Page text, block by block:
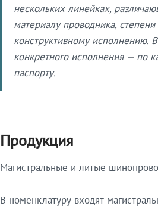
нескольких линейках,
материалу проводника,
конструктивному исполнению.
конкретного исполнения — по
паспорту.
Продукция
Магистральные и литые
В номенклатуру входят